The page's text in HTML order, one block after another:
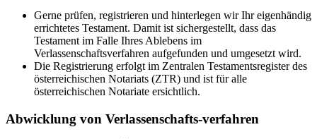
Gerne prüfen, registrieren und hinterlegen wir Ihr eigenhändig
errichtetes Testament. Damit ist sichergestellt, dass das
Testament im Falle Ihres Ablebens im
Verlassenschaftsverfahren aufgefunden und umgesetzt wird.
Die Registrierung erfolgt im Zentralen Testamentsregister des
österreichischen Notariats (ZTR) und ist für alle
österreichischen Notariate ersichtlich.
Abwicklung von Verlassenschafts-verfahren